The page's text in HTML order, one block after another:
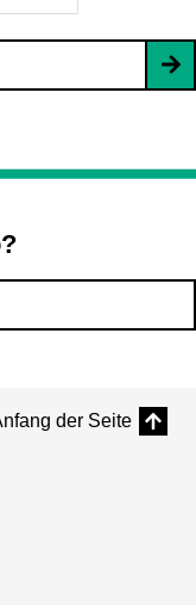
der Seite